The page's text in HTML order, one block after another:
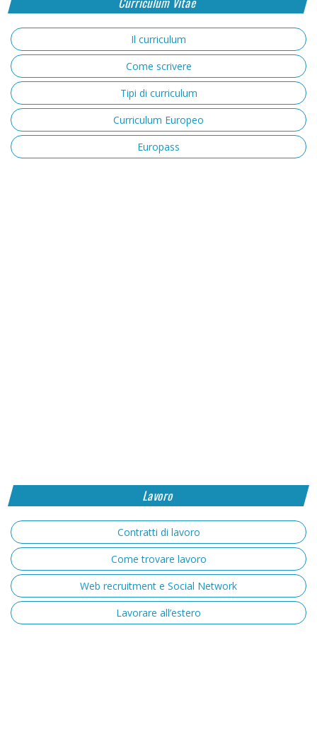
Il curriculum
Come scrivere
Tipi di curriculum
Curriculum Europeo
Europass
Lavoro
Contratti di lavoro
Come trovare lavoro
Web recruitment e Social Network
Lavorare all’estero